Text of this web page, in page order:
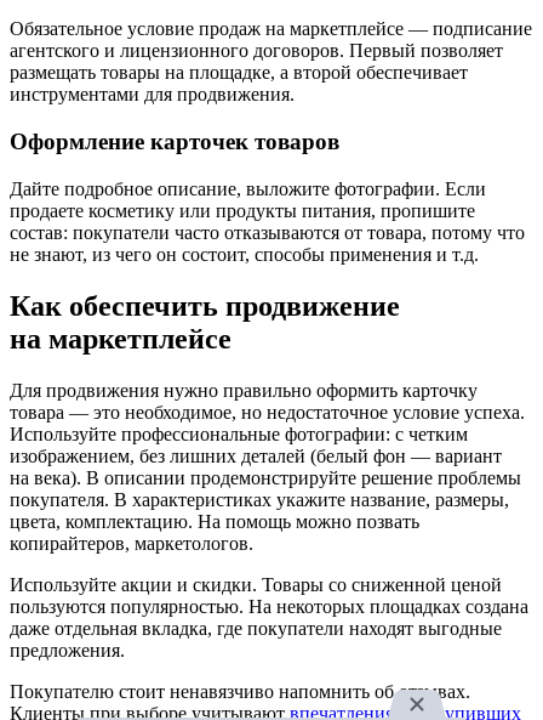
Обязательное условие продаж на маркетплейсе — подписание
агентского и лицензионного договоров. Первый позволяет
размещать товары на площадке, а второй обеспечивает
инструментами для продвижения.
Оформление карточек товаров
Дайте подробное описание, выложите фотографии. Если
продаете косметику или продукты питания, пропишите
состав: покупатели часто отказываются от товара, потому что
не знают, из чего он состоит, способы применения и т.д.
Как обеспечить продвижение
на маркетплейсе
Для продвижения нужно правильно оформить карточку
товара — это необходимое, но недостаточное условие успеха.
Используйте профессиональные фотографии: с четким
изображением, без лишних деталей (белый фон — вариант
на века). В описании продемонстрируйте решение проблемы
покупателя. В характеристиках укажите название, размеры,
цвета, комплектацию. На помощь можно позвать
копирайтеров, маркетологов.
Используйте акции и скидки. Товары со сниженной ценой
пользуются популярностью. На некоторых площадках создана
даже отдельная вкладка, где покупатели находят выгодные
предложения.
Покупателю стоит ненавязчиво напомнить об отзывах.
Клиенты при выборе учитываютвпечатления уже купивших